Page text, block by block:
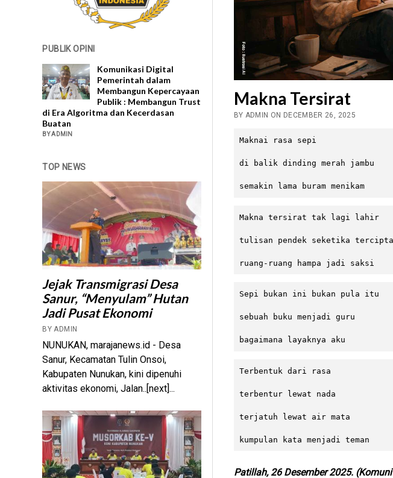
PUBLIK OPINI
Komunikasi Digital
Pemerintah dalam
Membangun Kepercayaan
Publik : Membangun Trust
di Era Algoritma dan Kecerdasan
Buatan
BY ADMIN
TOP NEWS
Jejak Transmigrasi Desa
Sanur, “Menyulam” Hutan
Jadi Pusat Ekonomi
BY ADMIN
NUNUKAN, marajanews.id - Desa
Sanur, Kecamatan Tulin Onsoi,
Kabupaten Nunukan, kini dipenuhi
aktivitas ekonomi, Jalan..[next]...
Makna Tersirat
BY ADMIN ON DECEMBER 26, 2025
Maknai rasa sepi
di balik dinding merah jambu
semakin lama buram menikam
Makna tersirat tak lagi lahir
tulisan pendek seketika tercipta
ruang-ruang hampa jadi saksi
Sepi bukan ini bukan pula itu
sebuah buku menjadi guru
bagaimana layaknya aku
Terbentuk dari rasa
terbentur lewat nada
terjatuh lewat air mata
kumpulan kata menjadi teman
Patillah, 26 Desember 2025.